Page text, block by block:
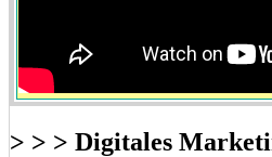
> > > Digitales